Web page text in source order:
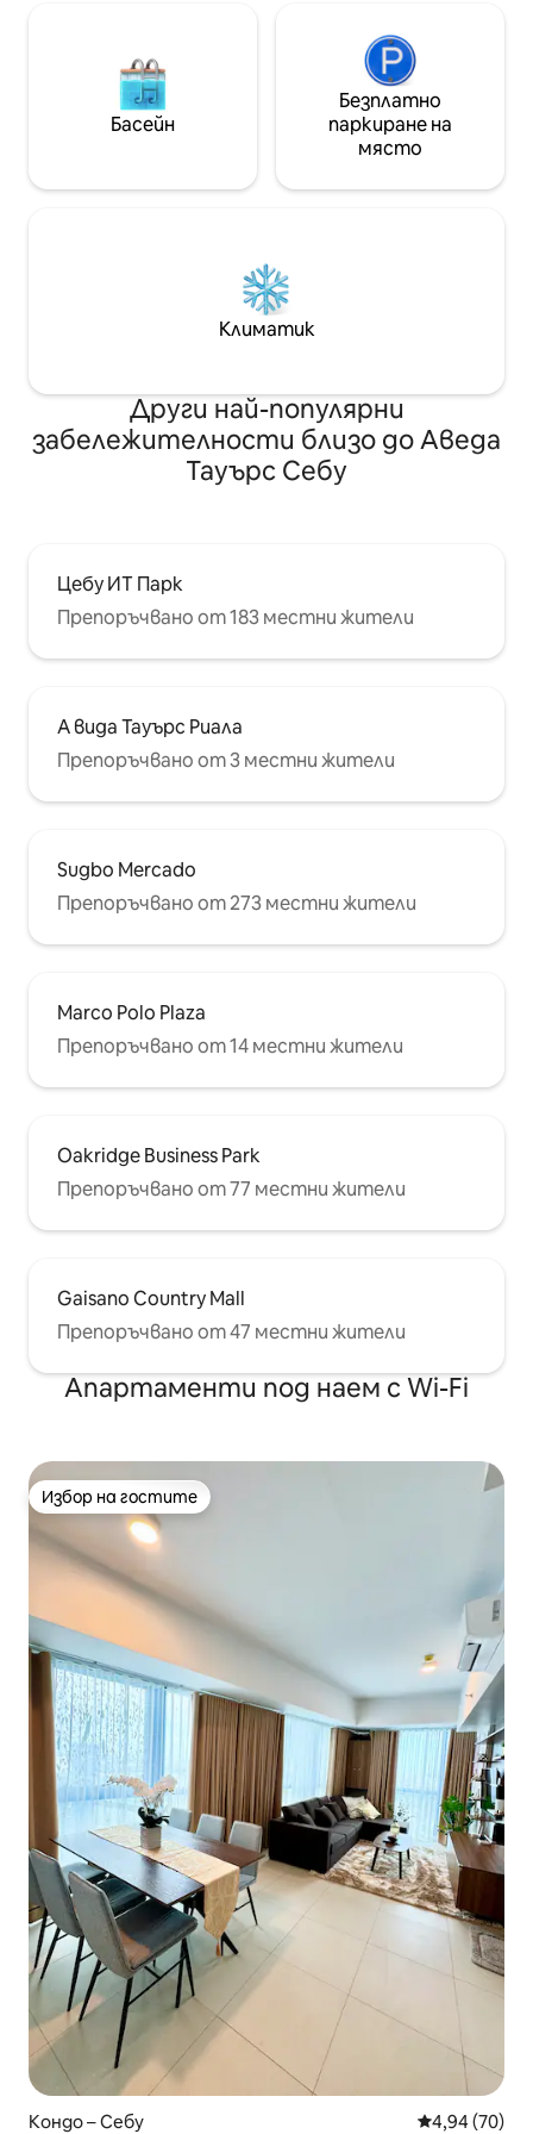
минути до SM Mall/Ayala Cebu Mall, 35
минути до летище Mactan на 50
Басейн
Безплатно
паркиране на
място
Климатик
Други най-популярни
забележителности близо до Аведа
Тауърс Себу
Цебу ИТ Парк
Препоръчвано от 183 местни жители
А вида Тауърс Риала
Препоръчвано от 3 местни жители
Sugbo Mercado
Препоръчвано от 273 местни жители
Marco Polo Plaza
Препоръчвано от 14 местни жители
Oakridge Business Park
Препоръчвано от 77 местни жители
Gaisano Country Mall
Препоръчвано от 47 местни жители
Апартаменти под наем с Wi-Fi
Избор на гостите
Избор на гостите
Кондо – Себу Средна
4,94 (70)